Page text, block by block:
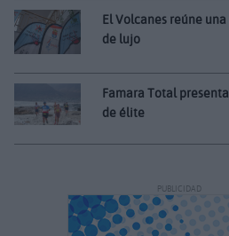
El Volcanes reúne
de lujo
Famara Total
de élite
PUBLICIDAD